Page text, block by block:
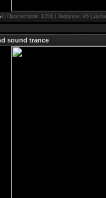
| Просмотров: 1351 | Загрузок: 95 |
sound trance